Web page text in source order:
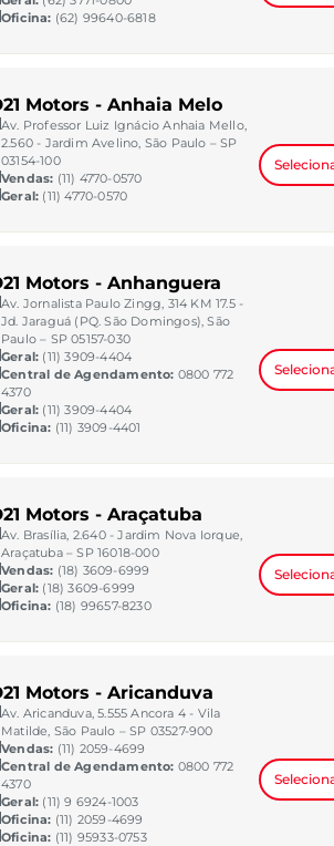
MANUAL
Mutirão
VER MAIS
1.6 16V SCE
CAOA Chery |
R$ 64.990,00
Oficina: (62) 99640-6818
Motors - Anhaia Melo
Av. Professor Luiz Ignácio Anhaia Mello,
2.560 - Jardim Avelino, São Paulo – SP
03154-100
Vendas: (11) 4770-0570
Geral: (11) 4770-0570
Motors - Anhanguera
Av. Jornalista Paulo Zingg, 314 KM 17.5 -
Jd. Jaraguá (PQ. São Domingos), São
Paulo – SP 05157-030
Geral: (11) 3909-4404
Central de Agendamento: 0800 772
4370
Geral: (11) 3909-4404
Oficina: (11) 3909-4401
Motors - Araçatuba
Av. Brasília, 2.640 - Jardim Nova Iorque,
Araçatuba – SP 16018-000
Vendas: (18) 3609-6999
Geral: (18) 3609-6999
Oficina: (18) 99657-8230
Motors - Aricanduva
Av. Aricanduva, 5.555 Ancora 4 - Vila
Matilde, São Paulo – SP 03527-900
Vendas: (11) 2059-4699
Central de Agendamento: 0800 772
4370
Geral: (11) 9 6924-1003
Oficina: (11) 2059-4699
Oficina: (11) 95933-0753